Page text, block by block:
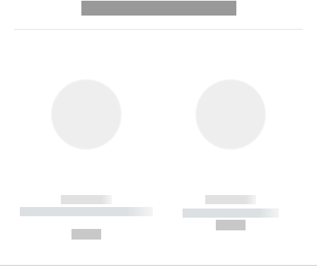
------------
----------- ----------- --------
------------
----------- -----------